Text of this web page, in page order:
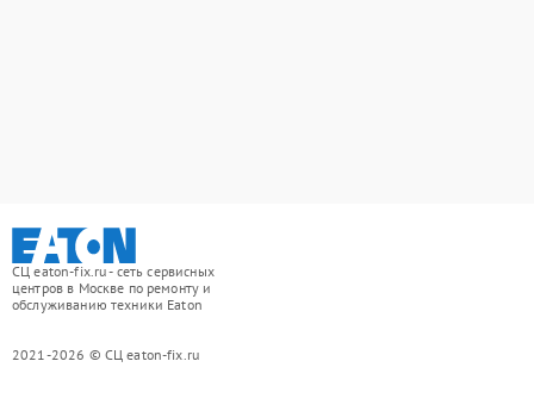
СЦ eaton-fix.ru - сеть сервисных
центров в Москве по ремонту и
обслуживанию техники Eaton
2021-2026 © СЦ eaton-fix.ru